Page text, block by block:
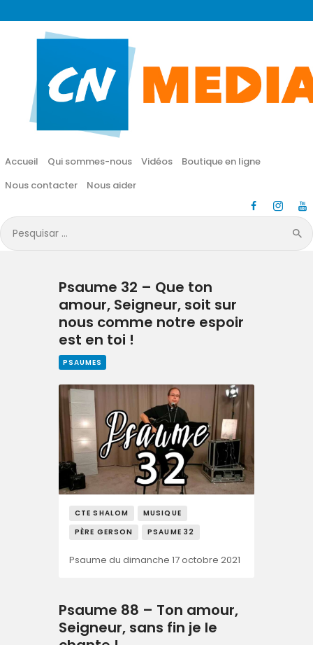
Accueil Qui sommes-nous Vidéos
Boutique en ligne
Nous contacter
Nous aider
Pesquisar
por:
CN MÉDIA
Une vie nouvelle en JESUS !
Accueil
Vidéos
Boutique en ligne
Nous aider
Psaume 32 – Que ton
amour, Seigneur, soit sur
nous comme notre espoir
est en toi !
PSAUMES
CTE SHALOM
MUSIQUE
PÈRE GERSON
PSAUME 32
Psaume du dimanche 17 octobre 2021
Psaume 88 – Ton amour,
Seigneur, sans fin je le